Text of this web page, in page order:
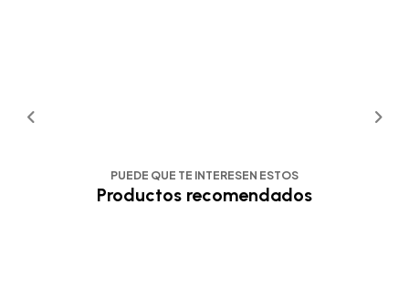
PUEDE QUE TE INTERESEN ESTOS
Productos recomendados